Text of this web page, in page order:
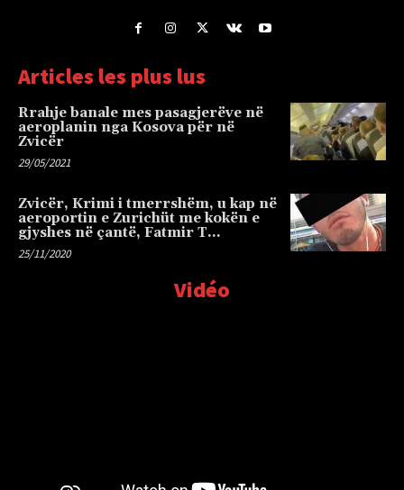
Articles les plus lus
Rrahje banale mes pasagjerëve në
aeroplanin nga Kosova për në
Zvicër
29/05/2021
Zvicër, Krimi i tmerrshëm, u kap në
aeroportin e Zurichüt me kokën e
gjyshes në çantë, Fatmir T…
25/11/2020
Vidéo